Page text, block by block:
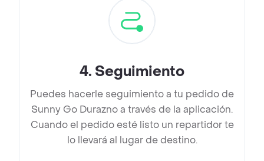
4. Seguimiento
Puedes hacerle seguimiento a tu pedido de
Sunny Go Durazno a través de la aplicación.
Cuando el pedido esté listo un repartidor te
lo llevará al lugar de destino.